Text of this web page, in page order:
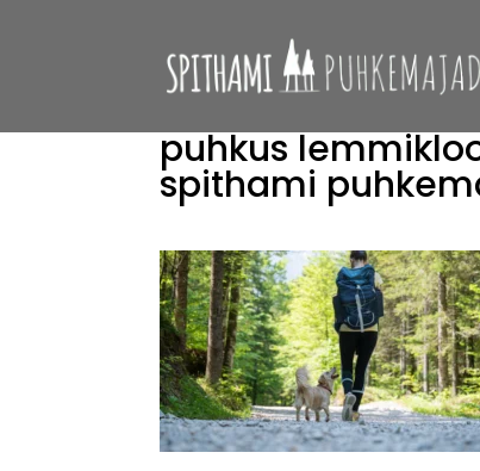
puhkus
spithami